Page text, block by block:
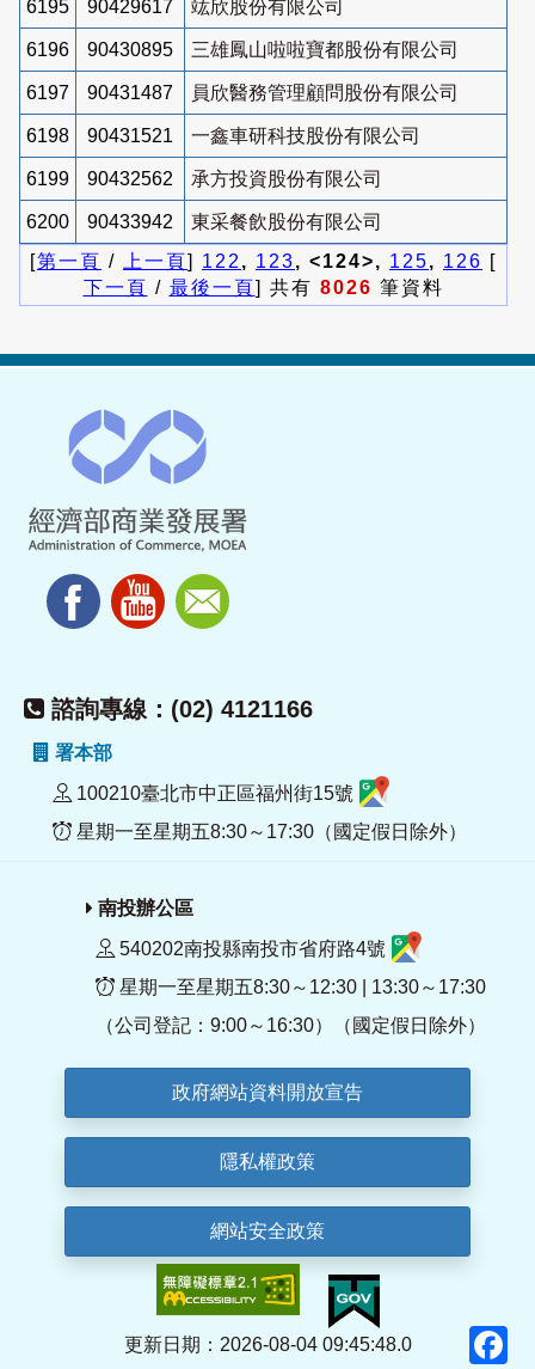
6195 90429617 竑欣股份有限公司
6196 90430895 三雄鳳山啦啦寶都股份有限公司
6197 90431487 員欣醫務管理顧問股份有限公司
6198 90431521 一鑫車研科技股份有限公司
6199 90432562 承方投資股份有限公司
6200 90433942
東采餐飲股份有限公司
[第一頁 / 上一頁] 122 , 123, <124>, 125, 126 [
下一頁 / 最後一頁] 共有 8026 筆資料
諮詢專線：(02) 4121166
署本部
100210臺北市中正區福州街15號
星期一至星期五8:30～17:30（國定假日除外）
南投辦公區
540202南投縣南投市省府路4號
星期一至星期五8:30～12:30 | 13:30～17:30
（公司登記：9:00～16:30）（國定假日除外）
政府網站資料開放宣告
隱私權政策
網站安全政策
更新日期：2026-08-04 09:45:48.0